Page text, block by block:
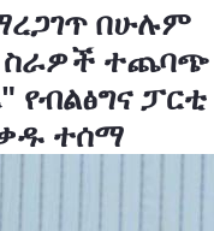
በሁሉም
ስራዎች ተጨባጭ
ፓርቲ
ተሰማ